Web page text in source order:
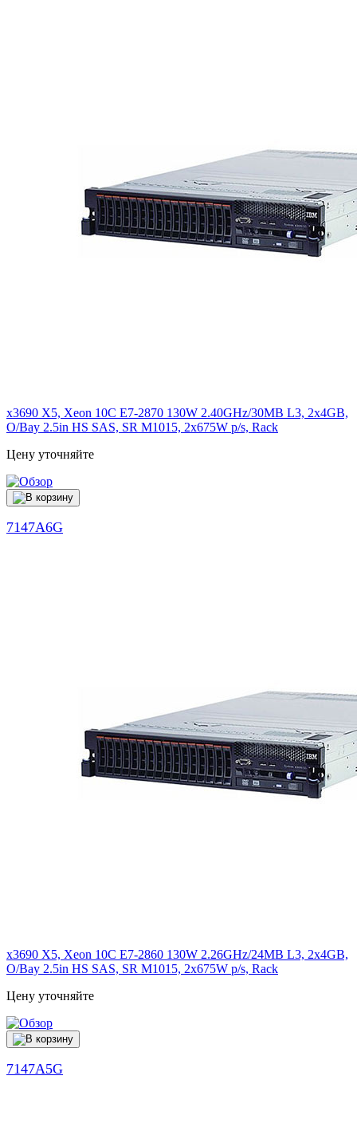
x3690 X5, Xeon 10C E7-2870 130W 2.40GHz/30MB L3, 2x4GB,
O/Bay 2.5in HS SAS, SR M1015, 2x675W p/s, Rack
Цену уточняйте
7147A6G
x3690 X5, Xeon 10C E7-2860 130W 2.26GHz/24MB L3, 2x4GB,
O/Bay 2.5in HS SAS, SR M1015, 2x675W p/s, Rack
Цену уточняйте
7147A5G